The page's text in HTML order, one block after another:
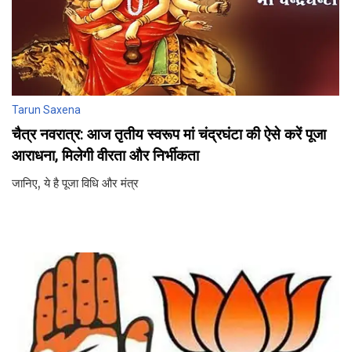
Tarun Saxena
चैत्र नवरात्र: आज तृतीय स्‍वरूप मां चंद्रघंटा की ऐसे करें पूजा
आराधना, मिलेगी वीरता और निर्भीकता
जानिए, ये है पूजा विधि और मंत्र